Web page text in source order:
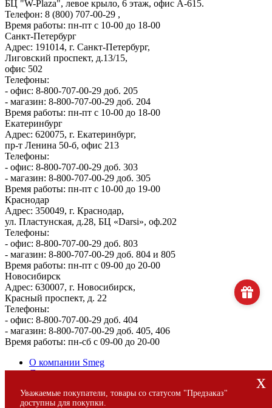
x
Уважаемые покупатели, товары со статусом "Предзаказ"
доступны для покупки.
БЦ "W-Plaza", левое крыло, 6 этаж, офис А-615.
Телефон: 8 (800) 707-00-29 ,
Время работы: пн-пт с 10-00 до 18-00
Санкт-Петербург
Адрес: 191014, г. Санкт-Петербург,
Лиговский проспект, д.13/15,
офис 502
Телефоны:
- офис: 8-800-707-00-29 доб. 205
- магазин: 8-800-707-00-29 доб. 204
Время работы: пн-пт с 10-00 до 18-00
Екатеринбург
Адрес: 620075, г. Екатеринбург,
пр-т Ленина 50-б, офис 213
Телефоны:
- офис: 8-800-707-00-29 доб. 303
- магазин: 8-800-707-00-29 доб. 305
Время работы: пн-пт с 10-00 до 19-00
Краснодар
Адрес: 350049, г. Краснодар,
ул. Пластунская, д.28, БЦ «Darsi», оф.202
Телефоны:
- офис: 8-800-707-00-29 доб. 803
- магазин: 8-800-707-00-29 доб. 804 и 805
Время работы: пн-пт с 09-00 до 20-00
Новосибирск
Адрес: 630007, г. Новосибирск,
Красный проспект, д. 22
Телефоны:
- офис: 8-800-707-00-29 доб. 404
- магазин: 8-800-707-00-29 доб. 405, 406
Время работы: пн-сб с 09-00 до 20-00
О компании Smeg
Доставка и оплата
Сервис